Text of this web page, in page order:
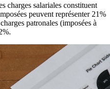
charges salariales constituent
peuvent représenter 21%
patronales (imposées à